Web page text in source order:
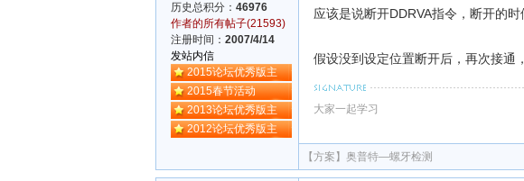
历史总积分： 46976
作者的所有帖子(21593)
注册时间： 2007/4/14
发站内信
2015论坛优秀版主
2015春节活动
2013论坛优秀版主
2012论坛优秀版主
应该是说断开DDRVA指令，断开的
假设没到设定位置断开后，再次接通
大家一起学习
【方案】 奥普特—螺牙检测